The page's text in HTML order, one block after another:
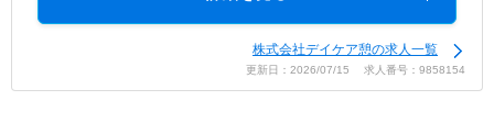
株式会社デイケア憩の求人一覧
更新日：2026/07/15 求人番号：9858154